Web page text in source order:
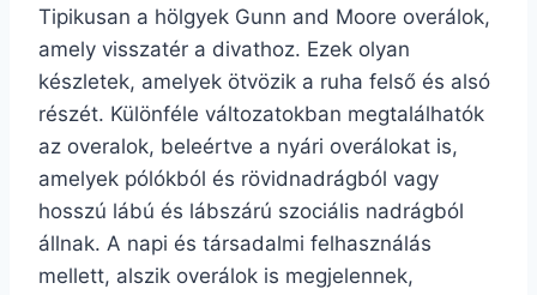
Tipikusan a hölgyek Gunn and Moore overálok,
amely visszatér a divathoz. Ezek olyan
készletek, amelyek ötvözik a ruha felső és alsó
részét. Különféle változatokban megtalálhatók
az overalok, beleértve a nyári overálokat is,
amelyek pólókból és rövidnadrágból vagy
hosszú lábú és lábszárú szociális nadrágból
állnak. A napi és társadalmi felhasználás
mellett, alszik overálok is megjelennek,